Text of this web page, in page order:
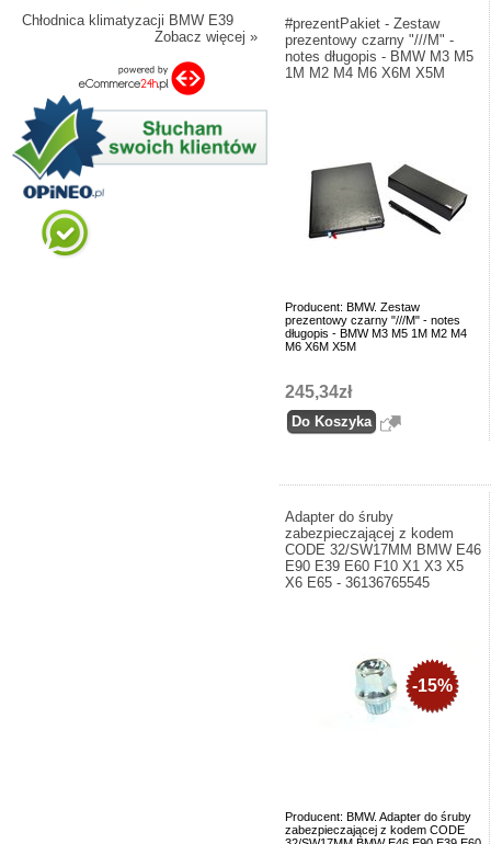
Chłodnica klimatyzacji BMW E39
Zobacz więcej »
#prezentPakiet - Zestaw
prezentowy czarny "///M" -
notes długopis - BMW M3 M5
1M M2 M4 M6 X6M X5M
Producent: BMW. Zestaw
prezentowy czarny "///M" - notes
długopis - BMW M3 M5 1M M2 M4
M6 X6M X5M
245,34zł
Adapter do śruby
zabezpieczającej z kodem
CODE 32/SW17MM BMW E46
E90 E39 E60 F10 X1 X3 X5
X6 E65 - 36136765545
Producent: BMW. Adapter do śruby
zabezpieczającej z kodem CODE
-15%